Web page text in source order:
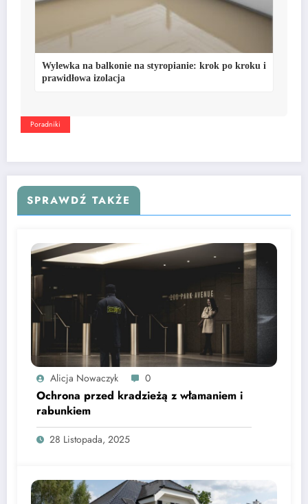
Wylewka na balkonie na styropianie: krok po kroku i
prawidłowa izolacja
Poradniki
SPRAWDŹ TAKŻE
Alicja Nowaczyk 0
Ochrona przed kradzieżą z włamaniem i
rabunkiem
28 Listopada, 2025